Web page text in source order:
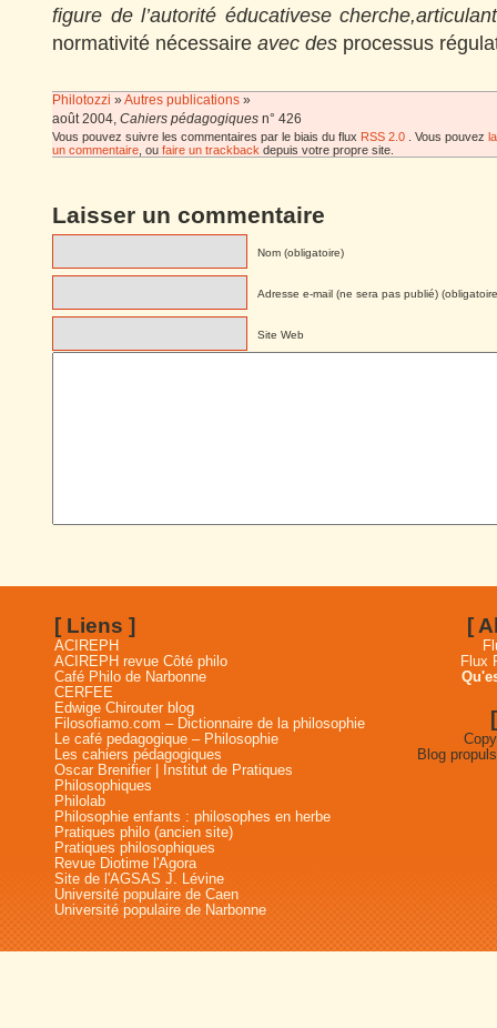
figure de l’autorité éducativese cherche,
normativité nécessaire avec des processus
Philotozzi »Autres publications »
août 2004, Cahiers pédagogiques n° 426
Vous pouvez suivre les commentaires par le biais du flux RSS 2.0 . Vous pouvez
un commentaire , ou faire un trackback depuis votre propre site.
Laisser un commentaire
Nom (obligatoire)
Adresse e-mail (ne sera pas publié)
Site Web
[ Liens ]
ACIREPH
ACIREPH revue Côté philo
Café Philo de Narbonne
CERFEE
Edwige Chirouter blog
Filosofiamo.com – Dictionnaire de la philosophie
Le café pedagogique – Philosophie
Les cahiers pédagogiques
Oscar Brenifier | Institut de Pratiques
Philosophiques
Philolab
Philosophie enfants : philosophes en herbe
Pratiques philo (ancien site)
Pratiques philosophiques
Revue Diotime l'Agora
Site de l'AGSAS J. Lévine
Université populaire de Caen
Université populaire de Narbonne
[
Flux
Blog